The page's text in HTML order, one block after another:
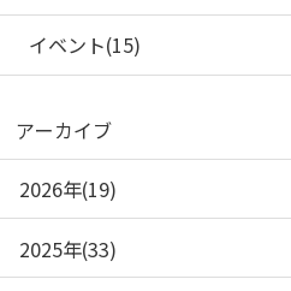
イベント(15)
アーカイブ
2026年(19)
2025年(33)